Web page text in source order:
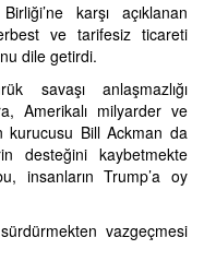
karşı açıklanan
ve tarifesiz ticareti
dile getirdi.
savaşı anlaşmazlığı
Amerikalı milyarder ve
kurucusu Bill Ackman da
desteğini kaybetmekte
insanların Trump’a oy
vazgeçmesi